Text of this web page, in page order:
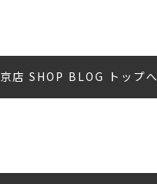
店 SHOP BLOG トップへ